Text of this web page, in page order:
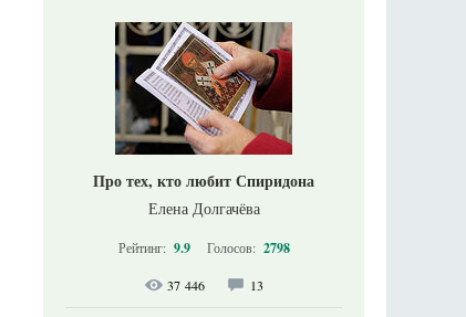
Про тех, кто любит Спиридона
Елена Долгачёва
Рейтинг: 9.9 Голосов: 2798
37 446 13